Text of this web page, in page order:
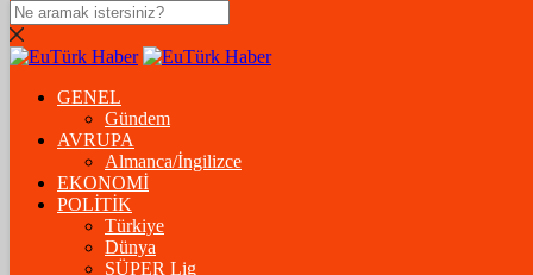
DOLAR
47,5574$% 0.18
EURO
54,8602€% 0.06
STERLİN
% 0.41
GRAM ALTIN
GENEL
Gündem
AVRUPA
Almanca/İngilizce
EKONOMİ
POLİTİK
Türkiye
Dünya
SÜPER Lig